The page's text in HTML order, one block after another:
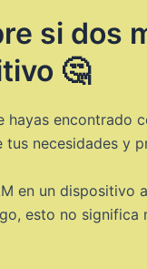
si dos
🤔
encontrado
necesidades y
en un dispositivo
esto no significa